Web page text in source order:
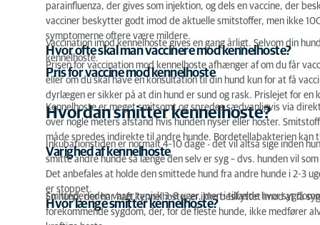
parainfluenza, der gives som injektion, og dels en vaccine, der
vacciner beskytter godt imod de aktuelle smitstoffer, men ikke
symptomerne oftere være mildere.
Hvor ofte skal man vaccinere mod kennelhoste?
Vaccination imod kennelhoste gives en gang årligt. Selvom din
kennelhoste.
Pris for vaccine mod kennelhoste
Prisen for vaccination mod kennelhoste afhænger af om du får
eller om du skal have en konsultation til din hund kun for at få
dyrlægen er sikker på at din hund er sund og rask. Prislejet for
Hvordan smitter kennelhoste?
Kennelhoste er meget smitsomt og spredes sædvanligvis via
over nogle meters afstand hvis hunden nyser eller hoster.
måde spredes indirekte til andre hunde. Bordetellabakterien
Varighed af kennelhoste
Inkubationstiden er normalt 4-10 dage - det vil altså sige inden
smitte andre hunde så længe den selv er syg – dvs. hunden vil
Det anbefales at holde den smittede hund fra andre hunde i 2-3
er stoppet.
Hvor længe smitter kennelhoste?
Smitteperioden varer typisk 3-8 uger, men i tilfælde hvor
En hund, der har haft kennelhoste, er ikke beskyttet imod at få
forekommende sygdom, der, for de fleste hunde, ikke medfører